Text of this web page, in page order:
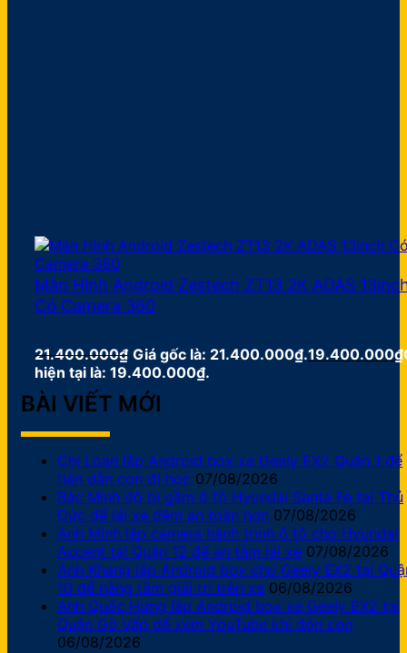
Màn Hình Android Zestech ZT13 2K ADAS
Có Camera 360
21.400.000₫ Giá gốc là: 21.400.000₫.19.400.000₫
hiện tại là: 19.400.000₫.
BÀI VIẾT MỚI
Chị Loan lắp Android box xe Geely EX2 Quận 1 để
tiện dẫn con đi học 07/08/2026
Bác Minh độ bi gầm ô tô Hyundai Santa Fe tại Thủ
Đức để lái xe đêm an toàn hơn 07/08/2026
Anh Minh lắp camera hành trình ô tô cho Hyundai
Accent tại Quận 12 để an tâm lái xe 07/08/2026
Anh Khang lắp Android box cho Geely EX2 tại
10 để nâng tầm giải trí trên xe 06/08/2026
Anh Quốc Hưng lắp Android box xe Geely EX2 tại
Quận Gò Vấp để xem YouTube khi đón con
06/08/2026